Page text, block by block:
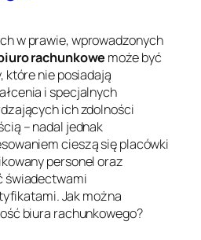
w prawie, wprowadzonych
rachunkowe może być
które nie posiadają
i specjalnych
ich zdolności
– nadal jednak
cieszą się placówki
personel oraz
świadectwami
Jak można
biura rachunkowego?